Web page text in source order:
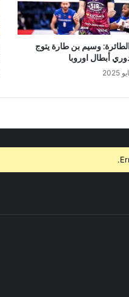
وسيم بن طارة يتوج
أبطال اوروبا